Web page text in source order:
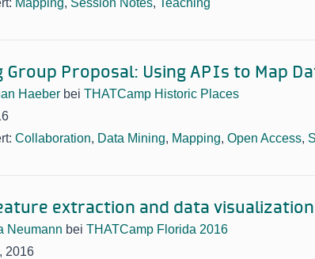
Group Proposal: Using APIs to Map
Haeber bei THATCamp Historic Places
Collaboration, Data Mining, Mapping, Open Access,
extraction and data visualization
Neumann bei THATCamp Florida 2016
2016